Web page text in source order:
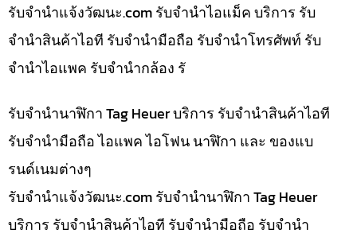
รับจํานําแจ้งวัฒนะ.com รับจำนำไอแม็ค บริการ รับ
จำนำสินค้าไอที รับจำนำมือถือ รับจำนำโทรศัพท์ รับ
จำนำไอแพค รับจำนำกล้อง รั
รับจำนำนาฬิกา Tag Heuer บริการ รับจำนำสินค้าไอที
รับจำนำมือถือ ไอแพค ไอโฟน นาฬิกา และ ของแบ
รนด์เนมต่างๆ
รับจํานําแจ้งวัฒนะ.com รับจำนำนาฬิกา Tag Heuer
บริการ รับจำนำสินค้าไอที รับจำนำมือถือ รับจำนำ